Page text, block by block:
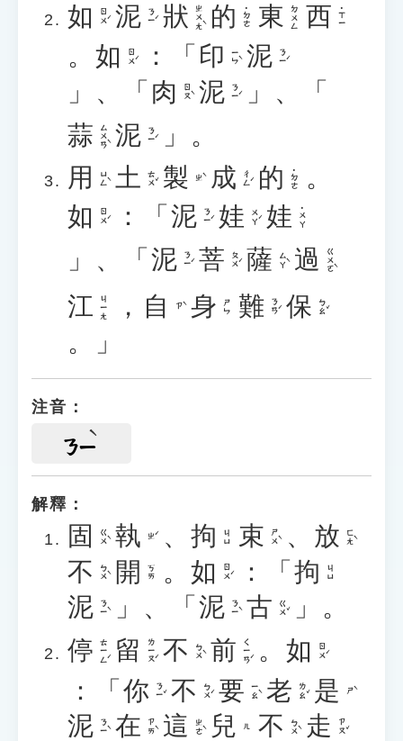
如 ㄖㄨˊ 泥 ㄋㄧˊ 狀 ㄓㄨㄤˋ 的 ˙ㄉㄜ 東 ㄉㄨㄥ 西 ˙ㄒㄧ
。 如 ㄖㄨˊ ：「 印 ㄧㄣˋ 泥 ㄋㄧˊ
」、「 肉 ㄖㄡˋ 泥 ㄋㄧˊ
」、「
蒜 ㄙㄨㄢˋ 泥 ㄋㄧˊ
」。
用
ㄩㄥˋ 土 ㄊㄨˇ 製 ㄓˋ 成 ㄔㄥˊ 的 ˙ㄉㄜ 。
如 ㄖㄨˊ ：「 泥 ㄋㄧˊ 娃 ㄨㄚˊ 娃 ˙ㄨㄚ
」、「 泥 ㄋㄧˊ 菩 ㄆㄨˊ 薩 ㄙㄚˋ 過 ㄍㄨㄛˋ
江 ㄐㄧㄤ ， 自 ㄗˋ 身 ㄕㄣ 難 ㄋㄢˊ 保 ㄅㄠˇ
。」
注音：
ㄋㄧ
解釋：
固 ㄍㄨˋ 執 ㄓˊ 、 拘 ㄐㄩ 束 ㄕㄨˋ 、 放 ㄈㄤˋ
不 ㄅㄨˋ 開 ㄎㄞ 。 如 ㄖㄨˊ ：「 拘 ㄐㄩ
泥 ㄋㄧˋ 」、「 泥 ㄋㄧˋ 古 ㄍㄨˇ
」。
停 ㄊㄧㄥˊ 留 ㄌㄧㄡˊ 不 ㄅㄨˋ 前 ㄑㄧㄢˊ 。 如 ㄖㄨˊ
：「 你 ㄋㄧˇ 不 ㄅㄨˊ 要 ㄧㄠˋ 老 ㄌㄠˇ 是 ㄕˋ
泥 ㄋㄧˋ 在 ㄗㄞˋ 這 ㄓㄜˋ 兒 ㄦ 不 ㄅㄨˋ 走 ㄗㄡˇ